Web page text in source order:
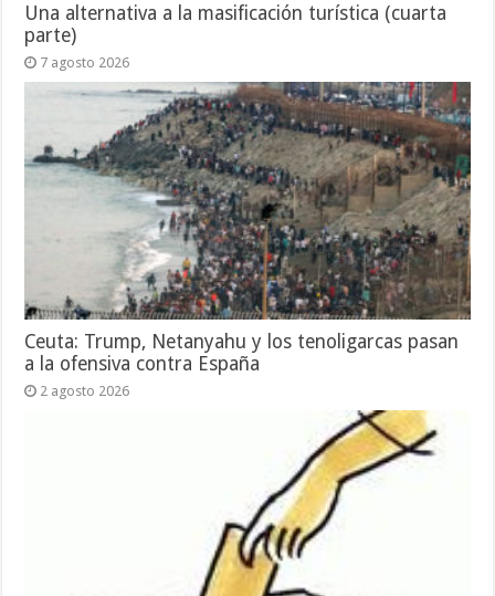
Una alternativa a la masificación turística (cuarta
parte)
7 agosto 2026
Ceuta: Trump, Netanyahu y los tenoligarcas pasan
a la ofensiva contra España
2 agosto 2026